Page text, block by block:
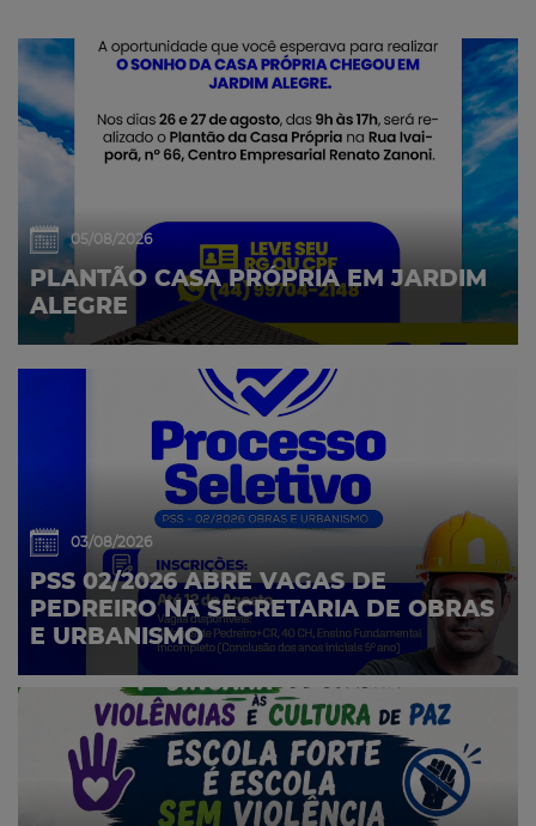
05/08/2026
PLANTÃO CASA PRÓPRIA EM JARDIM
ALEGRE
03/08/2026
PSS 02/2026 ABRE VAGAS DE
PEDREIRO NA SECRETARIA DE OBRAS
E URBANISMO